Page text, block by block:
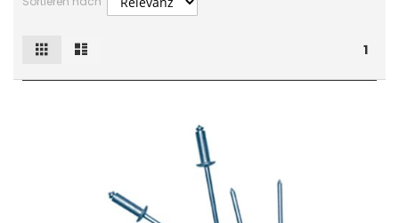
1
Ansicht
als
Raster